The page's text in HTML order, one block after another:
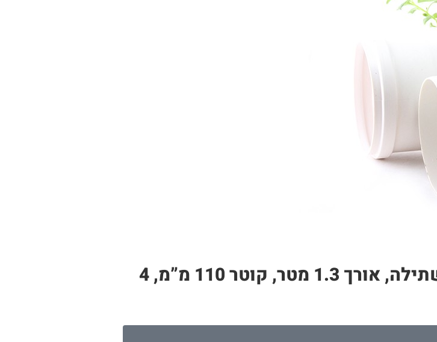
צינור PP לבן – תעלה לגידול הידרופוני | 6 חורי שתילה, אורך 1.3 מטר, קוטר 110 מ”מ, 4